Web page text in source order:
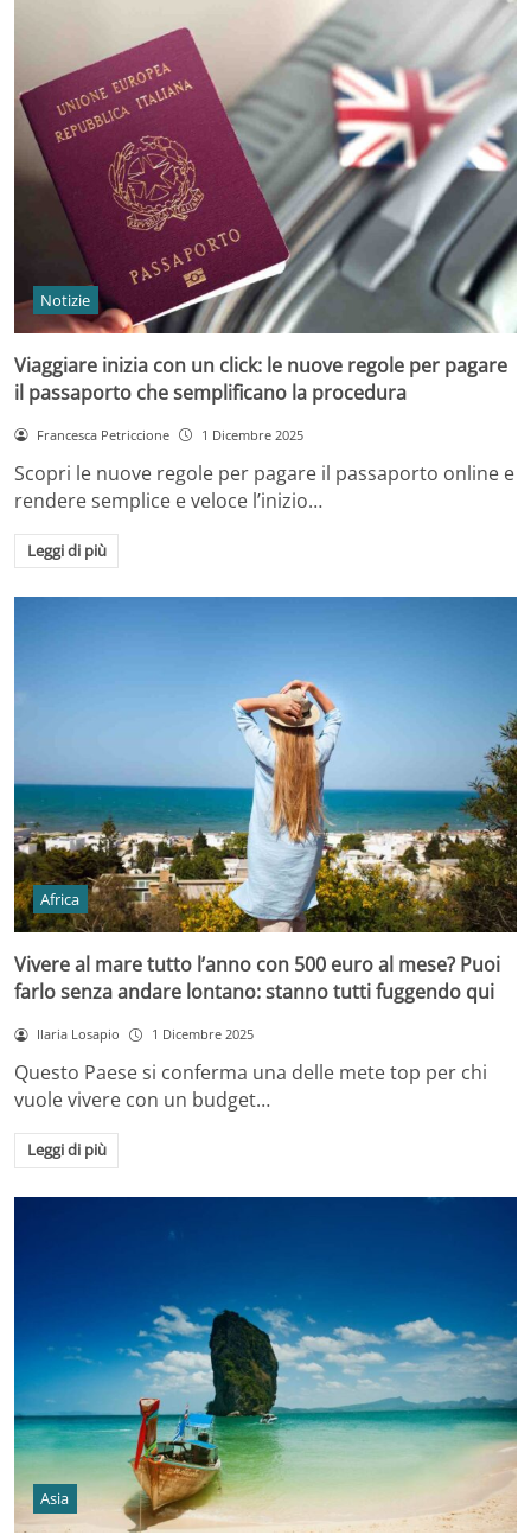
Notizie
Viaggiare inizia con un click: le nuove regole per pagare
il passaporto che semplificano la procedura
Francesca Petriccione 1 Dicembre 2025
Scopri le nuove regole per pagare il passaporto online e
rendere semplice e veloce l’inizio…
Leggi di più
Africa
Vivere al mare tutto l’anno con 500 euro al mese? Puoi
farlo senza andare lontano: stanno tutti fuggendo qui
Ilaria Losapio 1 Dicembre 2025
Questo Paese si conferma una delle mete top per chi
vuole vivere con un budget…
Leggi di più
Asia